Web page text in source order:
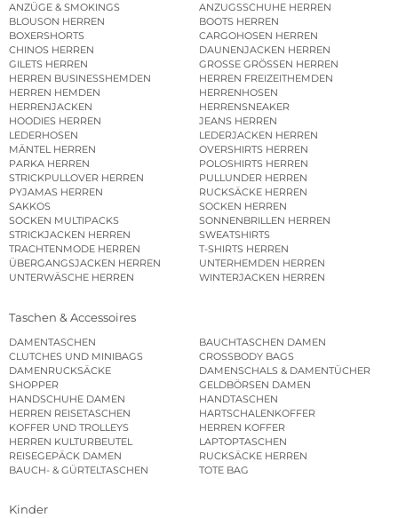
ANZÜGE & SMOKINGS
ANZUGSSCHUHE HERREN
BLOUSON HERREN
BOOTS HERREN
BOXERSHORTS
CARGOHOSEN HERREN
CHINOS HERREN
DAUNENJACKEN HERREN
GILETS HERREN
GROSSE GRÖSSEN HERREN
HERREN BUSINESSHEMDEN
HERREN FREIZEITHEMDEN
HERREN HEMDEN
HERRENHOSEN
HERRENJACKEN
HERRENSNEAKER
HOODIES HERREN
JEANS HERREN
LEDERHOSEN
LEDERJACKEN HERREN
MÄNTEL HERREN
OVERSHIRTS HERREN
PARKA HERREN
POLOSHIRTS HERREN
STRICKPULLOVER HERREN
PULLUNDER HERREN
PYJAMAS HERREN
RUCKSÄCKE HERREN
SAKKOS
SOCKEN HERREN
SOCKEN MULTIPACKS
SONNENBRILLEN HERREN
STRICKJACKEN HERREN
SWEATSHIRTS
TRACHTENMODE HERREN
T-SHIRTS HERREN
ÜBERGANGSJACKEN HERREN
UNTERHEMDEN HERREN
UNTERWÄSCHE HERREN
WINTERJACKEN HERREN
Taschen & Accessoires
DAMENTASCHEN
BAUCHTASCHEN DAMEN
CLUTCHES UND MINIBAGS
CROSSBODY BAGS
DAMENRUCKSÄCKE
DAMENSCHALS & DAMENTÜCHER
SHOPPER
GELDBÖRSEN DAMEN
HANDSCHUHE DAMEN
HANDTASCHEN
HERREN REISETASCHEN
HARTSCHALENKOFFER
KOFFER UND TROLLEYS
HERREN KOFFER
HERREN KULTURBEUTEL
LAPTOPTASCHEN
REISEGEPÄCK DAMEN
RUCKSÄCKE HERREN
BAUCH- & GÜRTELTASCHEN
TOTE BAG
Kinder